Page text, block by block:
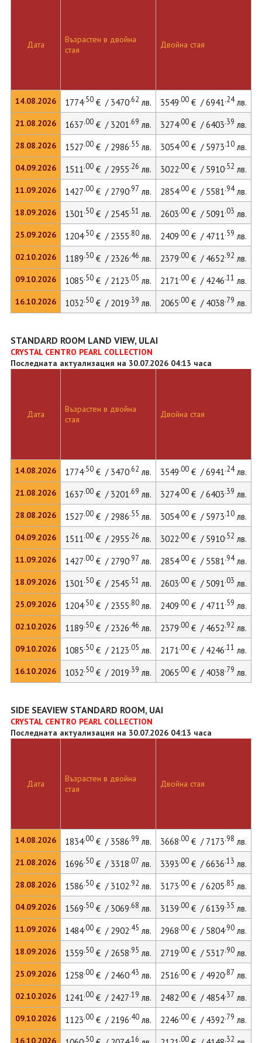
Дата
14.08.2026
21.08.2026
28.08.2026
04.09.2026
11.09.2026
18.09.2026
25.09.2026
02.10.2026
09.10.2026
16.10.2026
Възрастен в двойна
стая
Двойна стая
1774.50€ / 3470.62 лв. 3549.00€ / 6941.24лв.
1637.00€ / 3201.69 лв. 3274.00€ / 6403.39 лв.
1527.00€ / 2986.55 лв. 3054.00€ / 5973.10лв.
1511.00€ / 2955.26 лв. 3022.00€ / 5910.52 лв.
1427.00€ / 2790.97 лв. 2854.00€ / 5581.94лв.
1301.50€ / 2545.51 лв. 2603.00€ / 5091.03 лв.
1204.50€ / 2355.80лв. 2409.00€ / 4711.59 лв.
1189.50€ / 2326.46 лв. 2379.00€ / 4652.92 лв.
1085.50€ / 2123.05 лв. 2171.00€ / 4246.11 лв.
1032.50€ / 2019.39 лв. 2065.00€ / 4038.79 лв.
STANDARD ROOM LAND VIEW, ULAI
CRYSTAL CENTRO PEARL COLLECTION
Последната актуализация на 30.07.2026 04:13 часа
Дата
14.08.2026
21.08.2026
28.08.2026
04.09.2026
11.09.2026
18.09.2026
25.09.2026
02.10.2026
09.10.2026
16.10.2026
Възрастен в двойна
стая
Двойна стая
1774.50€ / 3470.62 лв. 3549.00€ / 6941.24лв.
1637.00€ / 3201.69 лв. 3274.00€ / 6403.39 лв.
1527.00€ / 2986.55 лв. 3054.00€ / 5973.10лв.
1511.00€ / 2955.26 лв. 3022.00€ / 5910.52 лв.
1427.00€ / 2790.97 лв. 2854.00€ / 5581.94лв.
1301.50€ / 2545.51 лв. 2603.00€ / 5091.03 лв.
1204.50€ / 2355.80лв. 2409.00€ / 4711.59 лв.
1189.50€ / 2326.46 лв. 2379.00€ / 4652.92 лв.
1085.50€ / 2123.05 лв. 2171.00€ / 4246.11 лв.
1032.50€ / 2019.39 лв. 2065.00€ / 4038.79 лв.
SIDE SEAVIEW STANDARD ROOM, UAI
CRYSTAL CENTRO PEARL COLLECTION
Последната актуализация на 30.07.2026 04:13 часа
Дата
14.08.2026
21.08.2026
28.08.2026
04.09.2026
11.09.2026
18.09.2026
25.09.2026
02.10.2026
09.10.2026
16.10.2026
Възрастен в двойна
стая
Двойна стая
1834.00€ / 3586.99 лв. 3668.00€ / 7173.98 лв.
1696.50€ / 3318.07 лв. 3393.00€ / 6636.13 лв.
1586.50€ / 3102.92 лв. 3173.00€ / 6205.85 лв.
1569.50€ / 3069.68 лв. 3139.00€ / 6139.35 лв.
1484.00€ / 2902.45 лв. 2968.00€ / 5804.90лв.
1359.50€ / 2658.95 лв. 2719.00€ / 5317.90лв.
1258.00€ / 2460.43 лв. 2516.00€ / 4920.87 лв.
1241.00€ / 2427.19 лв. 2482.00€ / 4854.37 лв.
1123.00€ / 2196.40лв. 2246.00€ / 4392.79 лв.
.50 .16 .00 .32